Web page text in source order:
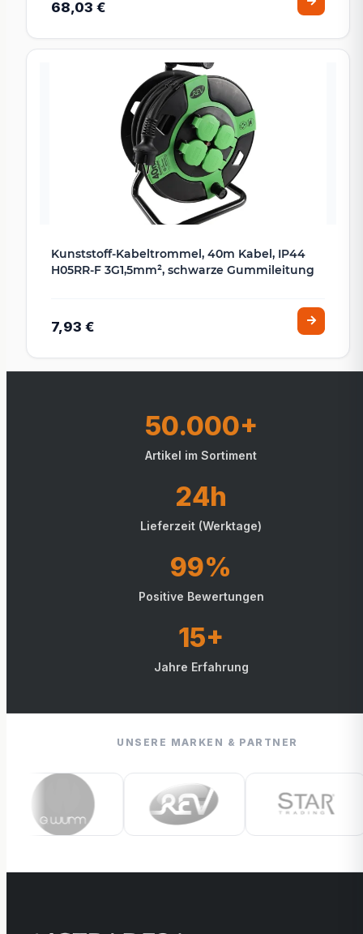
68,03 €
Kunststoff-Kabeltrommel, 40m Kabel, IP44
H05RR-F 3G1,5mm², schwarze Gummileitung
7,93 €
50.000+
Artikel im Sortiment
24h
Lieferzeit (Werktage)
99%
Positive Bewertungen
15+
Jahre Erfahrung
UNSERE MARKEN & PARTNER